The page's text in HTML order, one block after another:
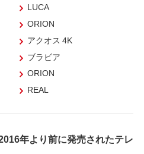
LUCA
ORION
アクオス 4K
ブラビア
ORION
REAL
年より前に発売されたテレ